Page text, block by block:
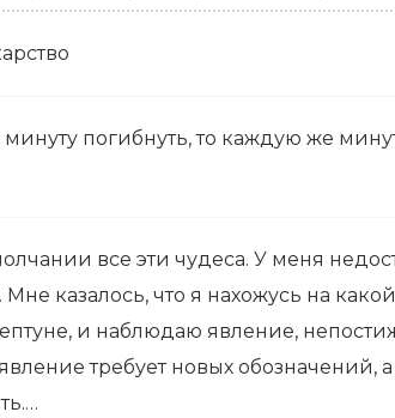
погибнуть, то каждую же
все эти чудеса. У меня
казалось, что я нахожусь на
и наблюдаю явление,
требует новых обозначений,